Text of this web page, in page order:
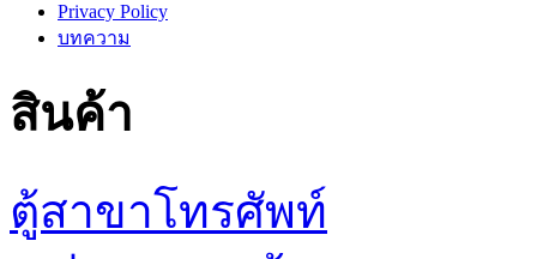
Privacy Policy
บทความ
สินค้า
ตู้สาขาโทรศัพท์